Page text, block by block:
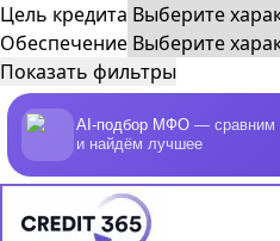
Цель кредита
Обеспечение
Показать фильтры
AI-подбор МФО — сравним
и найдём лучшее